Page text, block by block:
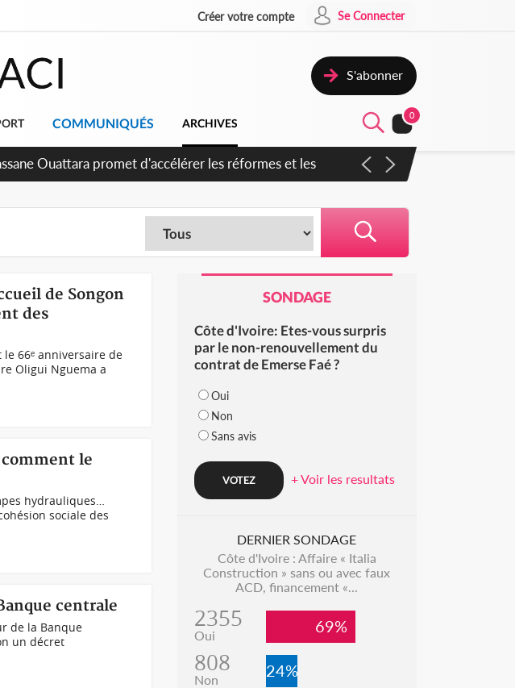
Créer votre compte Se Connecter
S'abonner
COMMUNIQUÉS ARCHIVES
0
ivoirien et veut s'en inspirer pour accélérer le
de Songon
des
66ᵉ anniversaire de
Oligui Nguema a
le
hydrauliques…
sociale des
centrale
de la Banque
un décret
SONDAGE
Côte d'Ivoire: Etes-vous surpris
par le non-renouvellement du
contrat de Emerse Faé ?
Oui
Non
Sans avis
+ Voir les resultats
DERNIER SONDAGE
Côte d'Ivoire : Affaire « Italia
Construction » sans ou avec faux
ACD, financement «...
2355
Oui 69%
808
Non 24%